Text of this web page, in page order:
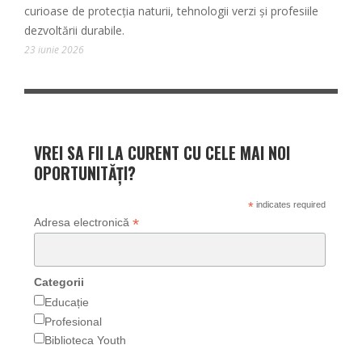
curioase de protecția naturii, tehnologii verzi și profesiile
dezvoltării durabile.
23 iunie 2026
VREI SA FII LA CURENT CU CELE MAI NOI
OPORTUNITĂȚI?
*indicates required
Adresa electronică *
Categorii
Educație
Profesional
Biblioteca Youth